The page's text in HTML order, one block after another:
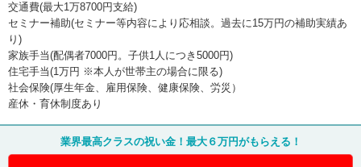
交通費(最大1万8700円支給)
セミナー補助(セミナー等内容により応相談。過去に15万円の補助実績あ
り)
家族手当(配偶者7000円。子供1人につき5000円)
住宅手当(1万円 ※本人が世帯主の場合に限る)
社会保険(厚生年金、雇用保険、健康保険、労災）
産休・育休制度あり
業界最高クラスの祝い金！最大６万円がもらえる！